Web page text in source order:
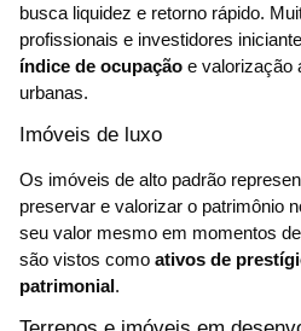
busca liquidez e retorno rápido.
profissionais e investidores
índice de ocupação e valorização
urbanas.
Imóveis de luxo
Os imóveis de alto padrão
preservar e valorizar o patrimônio
seu valor mesmo em momentos
são vistos como ativos de
patrimonial.